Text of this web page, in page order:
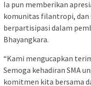
Ia pun memberikan
komunitas filantropi, dan
berpartisipasi dalam
Bhayangkara.
“Kami mengucapkan
Semoga kehadiran SMA
komitmen kita bersama